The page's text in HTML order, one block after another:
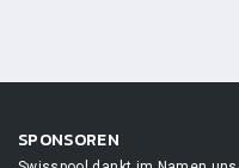
SPONSOREN